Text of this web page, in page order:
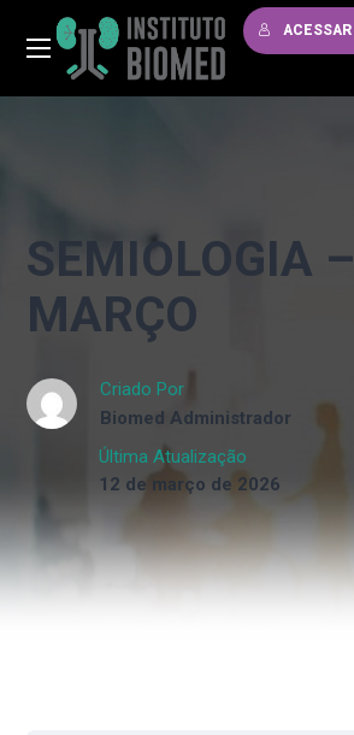
ACESSAR
SEMIOLOGIA –
MARÇO
Criado Por
Biomed Administrador
Última Atualização
12 de março de 2026